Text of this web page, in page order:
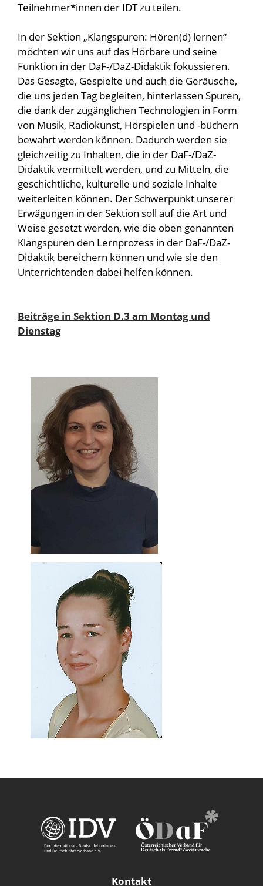
Teilnehmer*innen der IDT zu teilen.
In der Sektion „Klangspuren: Hören(d) lernen“
möchten wir uns auf das Hörbare und seine
Funktion in der DaF-/DaZ-Didaktik fokussieren.
Das Gesagte, Gespielte und auch die Geräusche,
die uns jeden Tag begleiten, hinterlassen Spuren,
die dank der zugänglichen Technologien in Form
von Musik, Radiokunst, Hörspielen und -büchern
bewahrt werden können. Dadurch werden sie
gleichzeitig zu Inhalten, die in der DaF-/DaZ-
Didaktik vermittelt werden, und zu Mitteln, die
geschichtliche, kulturelle und soziale Inhalte
weiterleiten können. Der Schwerpunkt unserer
Erwägungen in der Sektion soll auf die Art und
Weise gesetzt werden, wie die oben genannten
Klangspuren den Lernprozess in der DaF-/DaZ-
Didaktik bereichern können und wie sie den
Unterrichtenden dabei helfen können.
Beiträge in Sektion D.3 am Montag und
Dienstag
Kontakt